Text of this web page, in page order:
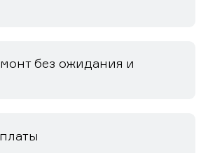
без ожидания и